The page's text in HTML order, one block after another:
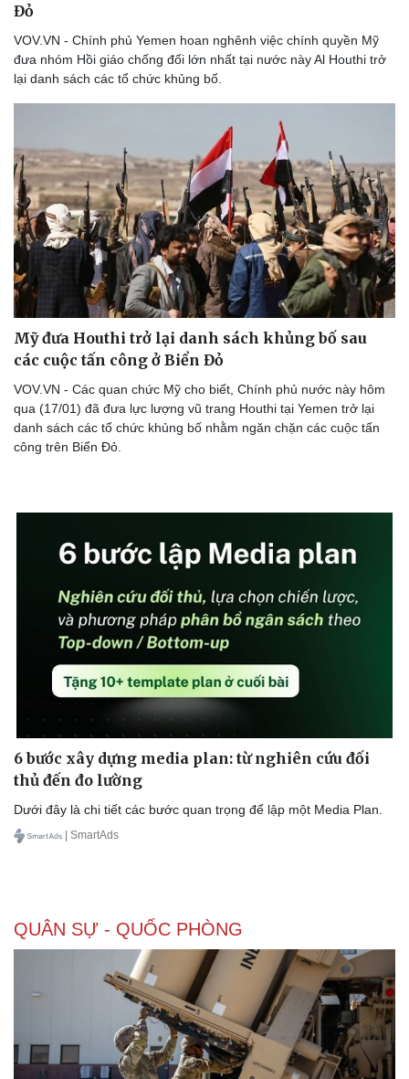
Đỏ
VOV.VN - Chính phủ Yemen hoan nghênh việc chính quyền Mỹ
đưa nhóm Hồi giáo chống đối lớn nhất tại nước này Al Houthi trở
lại danh sách các tổ chức khủng bố.
Mỹ đưa Houthi trở lại danh sách khủng bố sau
các cuộc tấn công ở Biển Đỏ
VOV.VN - Các quan chức Mỹ cho biết, Chính phủ nước này hôm
qua (17/01) đã đưa lực lượng vũ trang Houthi tại Yemen trở lại
danh sách các tổ chức khủng bố nhằm ngăn chặn các cuộc tấn
công trên Biển Đỏ.
6 bước xây dựng media plan: từ nghiên cứu đối
thủ đến đo lường
Dưới đây là chi tiết các bước quan trọng để lập một Media Plan.
| SmartAds
QUÂN SỰ - QUỐC PHÒNG